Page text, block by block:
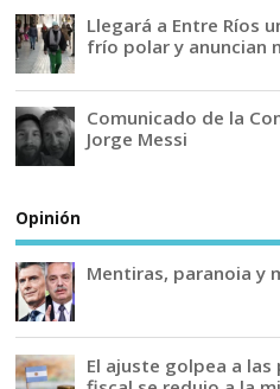
Llegará a Entre Ríos
frío polar y anuncian
Comunicado de la
Jorge Messi
Opinión
Mentiras, paranoia y
El ajuste golpea a